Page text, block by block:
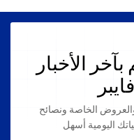
الأخبار
الخاصة ونصائح